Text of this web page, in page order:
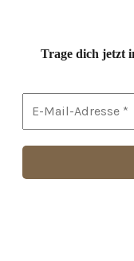
Trage dich jetzt